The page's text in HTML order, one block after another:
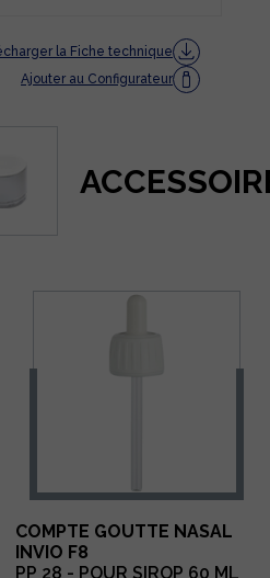
la Fiche technique
Ajouter au Configurateur
COMPTE GOUTTE NASAL
INVIO F8
PP 28 - POUR SIROP 60 ML